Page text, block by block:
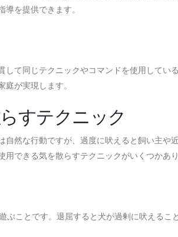
を提供できます。
て同じテクニックやコマンドを使用してい
が実現します。
すテクニック
然な行動ですが、過度に吠えると飼い主や
できる気を散らすテクニックがいくつかあ
ぶことです。退屈すると犬が過剰に吠えるこ